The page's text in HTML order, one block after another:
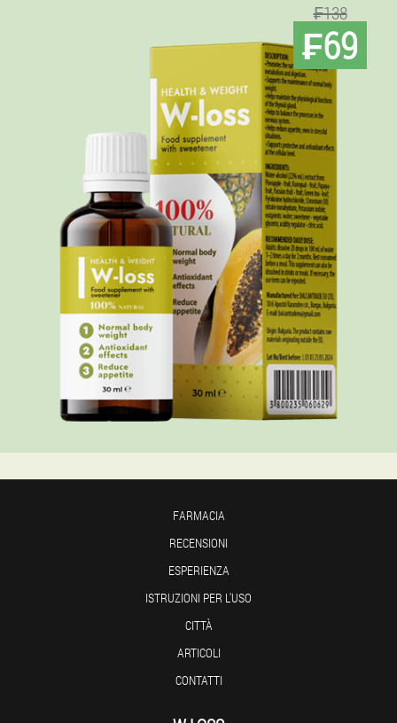
₣138
₣69
FARMACIA
RECENSIONI
ESPERIENZA
ISTRUZIONI PER L'USO
CITTÀ
ARTICOLI
CONTATTI